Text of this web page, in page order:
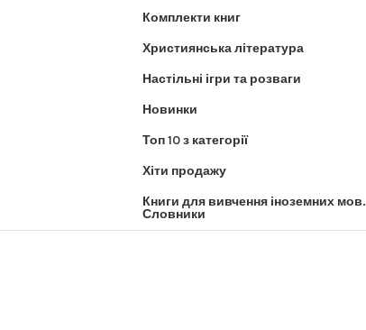
Комплекти книг
Християнська література
Настільні ігри та розваги
Новинки
Топ 10 з категорії
Хіти продажу
Книги для вивчення іноземних мов.
Словники